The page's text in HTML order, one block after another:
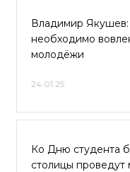
Владимир Якушев:
необходимо
молодёжи
24.01.25
Ко Дню студента
столицы проведут